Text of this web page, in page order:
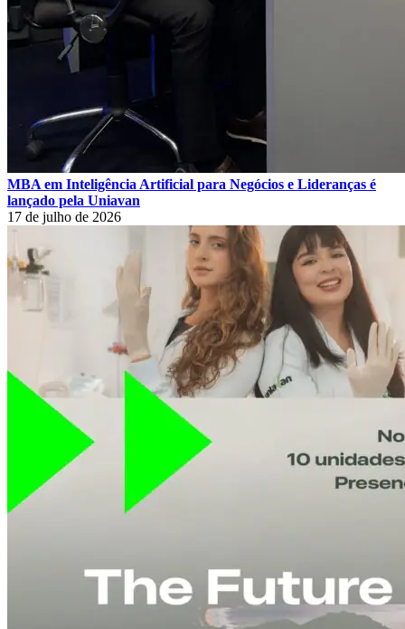
MBA em Inteligência Artificial para Negócios e Lideranças é
lançado pela Uniavan
17 de julho de 2026